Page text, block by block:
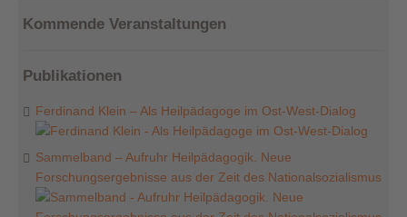
Kommende Veranstaltungen
Publikationen
Ferdinand Klein – Als Heilpädagoge im Ost-West-Dialog
Sammelband – Aufruhr Heilpädagogik. Neue
Forschungsergebnisse aus der Zeit des Nationalsozialismus